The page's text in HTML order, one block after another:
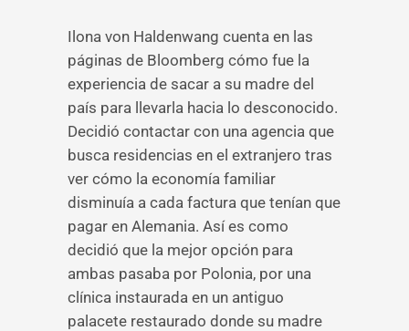
Ilona von Haldenwang cuenta en las
páginas de Bloomberg cómo fue la
experiencia de sacar a su madre del
país para llevarla hacia lo desconocido.
Decidió contactar con una agencia que
busca residencias en el extranjero tras
ver cómo la economía familiar
disminuía a cada factura que tenían que
pagar en Alemania. Así es como
decidió que la mejor opción para
ambas pasaba por Polonia, por una
clínica instaurada en un antiguo
palacete restaurado donde su madre